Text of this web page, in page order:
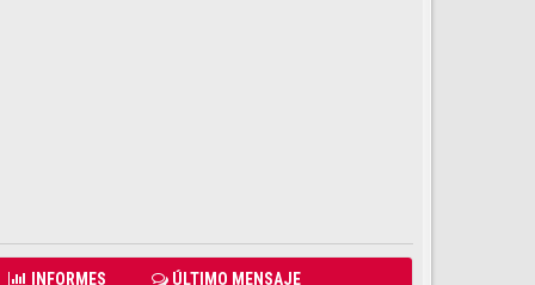
INFORMES ÚLTIMO MENSAJE